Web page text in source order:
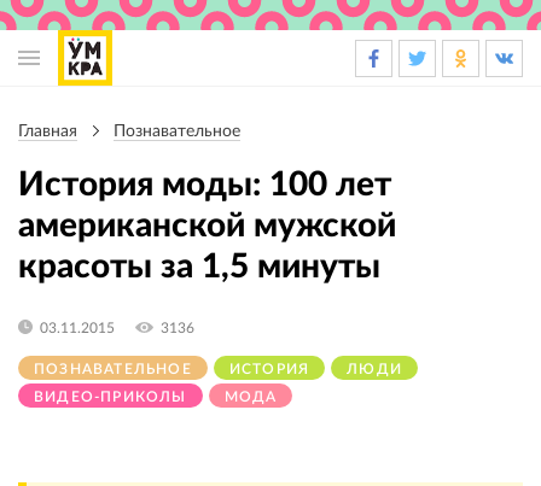
навигация
навигации
Главная Познавательное
История моды: 100 лет
американской мужской
красоты за 1,5 минуты
ПОЗНАВАТЕЛЬНОЕ ИСТОРИЯ
ЛЮДИ
ВИДЕО-ПРИКОЛЫ
МОДА
03.11.2015 3136